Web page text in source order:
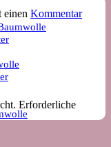
einen Kommentar
Erforderliche